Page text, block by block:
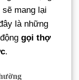
mang lại
là những
gọi thợ
.